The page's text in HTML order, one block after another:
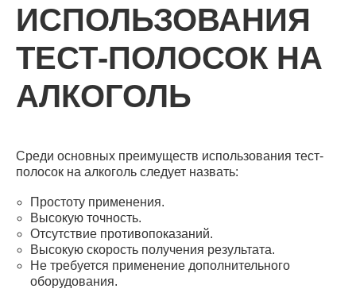
ИСПОЛЬЗОВАНИЯ
ТЕСТ-ПОЛОСОК НА
АЛКОГОЛЬ
Среди основных преимуществ использования тест-
полосок на алкоголь следует назвать:
Простоту применения.
Высокую точность.
Отсутствие противопоказаний.
Высокую скорость получения результата.
Не требуется применение дополнительного
оборудования.